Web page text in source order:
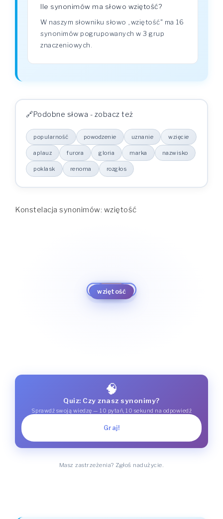
Ile synonimów ma słowo wziętość?
W naszym słowniku słowo „wziętość" ma 16
synonimów pogrupowanych w 3 grup
znaczeniowych.
Podobne słowa - zobacz też
popularność powodzenie uznanie wzięcie
aplauz furora gloria marka nazwisko
poklask renoma rozgłos
Konstelacja synonimów: wziętość
wziętość
popularność
powodzenie
uznanie
wzięcie
aplauz
furora
gloria
marka
nazwisko
poklask
renoma
rozgłos
🧠
Quiz: Czy znasz synonimy?
Sprawdź swoją wiedzę — 10 pytań, 10 sekund na odpowiedź
Graj!
Masz zastrzeżenia? Zgłoś nadużycie.